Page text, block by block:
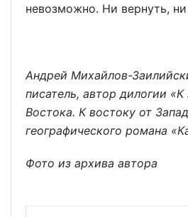
невозможно. Ни вернуть, ни
Андрей Михайлов-
писатель, автор дилогии «К
Востока. К востоку от
географического романа
Фото из архива автора